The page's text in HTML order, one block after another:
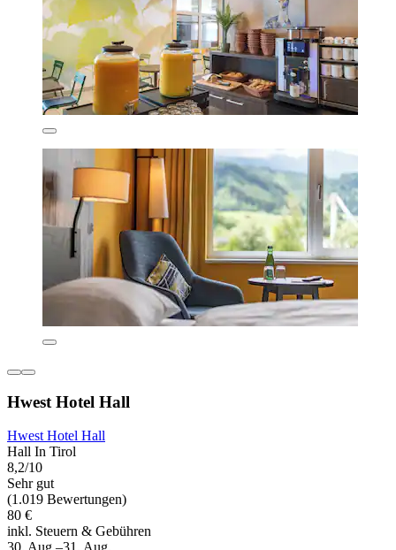
Hwest Hotel Hall
Hwest Hotel Hall
Hall In Tirol
8,2/10
Sehr gut
(1.019 Bewertungen)
80 €
inkl. Steuern & Gebühren